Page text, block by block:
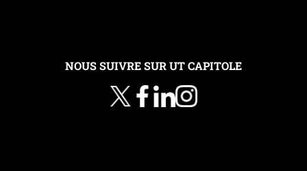
NOUS SUIVRE SUR UT CAPITOLE